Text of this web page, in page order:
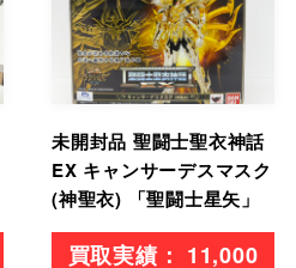
未開封品 聖闘士聖衣神話
EX キャンサーデスマスク
(神聖衣) 「聖闘士星矢」
11,000